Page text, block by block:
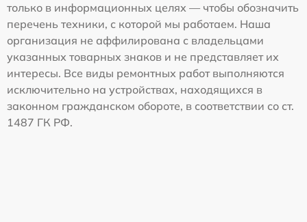
только в информационных целях — чтобы обозначить
перечень техники, с которой мы работаем. Наша
организация не аффилирована с владельцами
указанных товарных знаков и не представляет их
интересы. Все виды ремонтных работ выполняются
исключительно на устройствах, находящихся в
законном гражданском обороте, в соответствии со ст.
1487 ГК РФ.